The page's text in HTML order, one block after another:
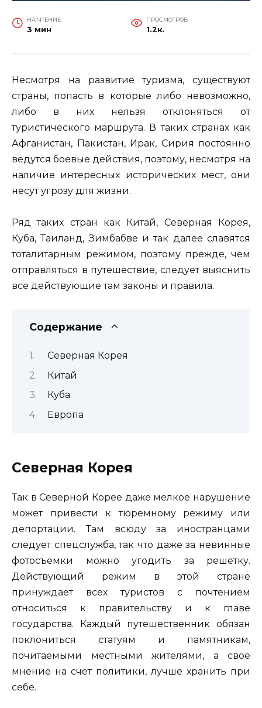
НА ЧТЕНИЕ
3 мин
ПРОСМОТРОВ
1.2к.
Несмотря на развитие туризма, существуют
страны, попасть в которые либо невозможно,
либо в них нельзя отклоняться от
туристического маршрута. В таких странах как
Афганистан, Пакистан, Ирак, Сирия постоянно
ведутся боевые действия, поэтому, несмотря на
наличие интересных исторических мест, они
несут угрозу для жизни.
Ряд таких стран как Китай, Северная Корея,
Куба, Таиланд, Зимбабве и так далее славятся
тоталитарным режимом, поэтому прежде, чем
отправляться в путешествие, следует выяснить
все действующие там законы и правила.
Содержание
Северная Корея
Китай
Куба
Европа
Северная Корея
Так в Северной Корее даже мелкое нарушение
может привести к тюремному режиму или
депортации. Там всюду за иностранцами
следует спецслужба, так что даже за невинные
фотосъемки можно угодить за решетку.
Действующий режим в этой стране
принуждает всех туристов с почтением
относиться к правительству и к главе
государства. Каждый путешественник обязан
поклониться статуям и памятникам,
почитаемыми местными жителями, а свое
мнение на счет политики, лучше хранить при
себе.